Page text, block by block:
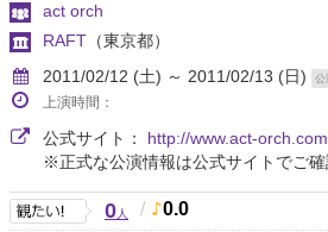
act orch
RAFT （東京都）
2011/02/12 (土) ～ 2011/02/13 (日)
公
上演時間：
公式サイト： http://www.act-orch.com
※正式な公演情報は公式サイトでご確
0人 / 0.0